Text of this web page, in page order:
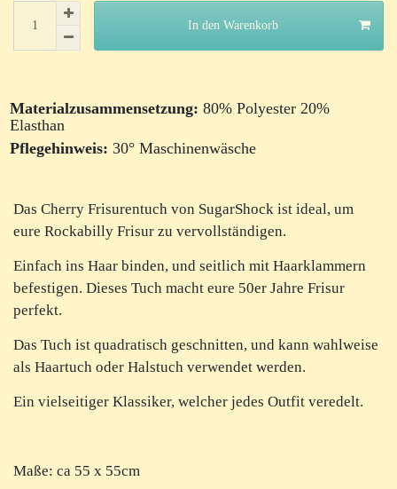
In den Warenkorb
Materialzusammensetzung: 80% Polyester 20%
Elasthan
Pflegehinweis: 30° Maschinenwäsche
Das Cherry Frisurentuch von SugarShock ist ideal, um
eure Rockabilly Frisur zu vervollständigen.
Einfach ins Haar binden, und seitlich mit Haarklammern
befestigen. Dieses Tuch macht eure 50er Jahre Frisur
perfekt.
Das Tuch ist quadratisch geschnitten, und kann wahlweise
als Haartuch oder Halstuch verwendet werden.
Ein vielseitiger Klassiker, welcher jedes Outfit veredelt.
Maße: ca 55 x 55cm